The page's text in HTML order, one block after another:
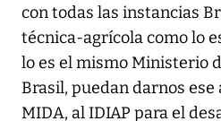
con todas las instancias
técnica-agrícola como lo
lo es el mismo Ministerio
Brasil, puedan darnos ese
MIDA, al IDIAP para el